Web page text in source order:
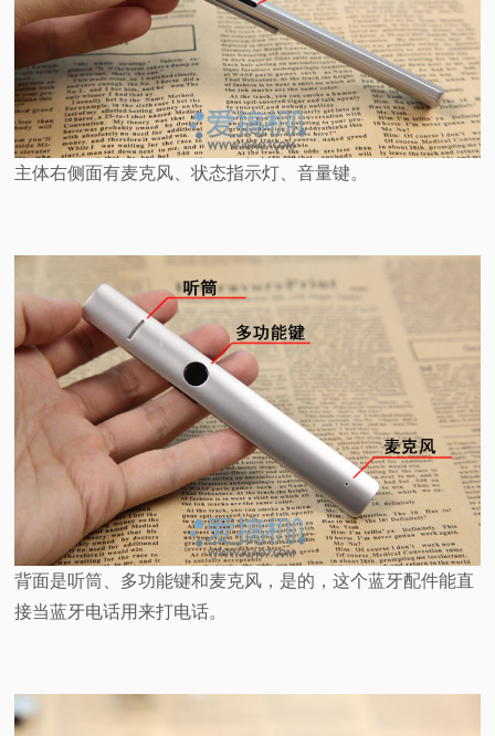
主体右侧面有麦克风、状态指示灯、音量键。
背面是听筒、多功能键和麦克风，是的，这个蓝牙配件能直
接当蓝牙电话用来打电话。